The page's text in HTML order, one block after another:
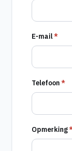
E-mail*
Telefoon *
Opmerking